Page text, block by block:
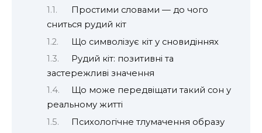
Простими словами — до чого
сниться рудий кіт
Що символізує кіт у сновидіннях
Рудий кіт: позитивні та
застережливі значення
Що може передвіщати такий сон у
реальному житті
Психологічне тлумачення образу